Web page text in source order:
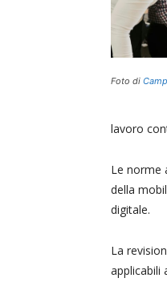
Foto di
lavoro
Le norme
della
digitale.
La
applicabili